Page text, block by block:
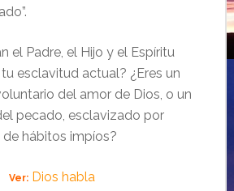
el Padre, el Hijo y el Espíritu
esclavitud actual? ¿Eres un
del amor de Dios, o un
pecado, esclavizado por
hábitos impíos?
Ver: Dios habla